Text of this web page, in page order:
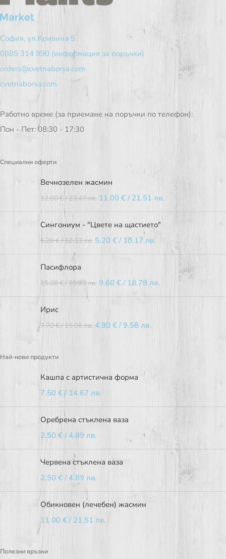
София, ул.Кривина 5
0885 314 990 (информация за поръчки)
orders@cvetnaborsa.com
cvetnaborsa.com
Работно време (за приемане на поръчки по телефон):
Пон - Пет: 08:30 - 17:30
Специални оферти
Вечнозелен жасмин
12.00€/ 23.47 лв. 11.00 € / 21.51 лв.
Сингониум - "Цвете на щастието"
6.20€/ 12.13 лв. 5.20 € / 10.17 лв.
Пасифлора
15.08€/ 29.49 лв. 9.60 € / 18.78 лв.
Ирис
7.70€/ 15.06 лв. 4.90 € / 9.58 лв.
Най-нови продукти
Кашпа с артистична форма
7.50 € / 14.67 лв.
Оребрена стъклена ваза
2.50 € / 4.89 лв.
Червена стъклена ваза
2.50 € / 4.89 лв.
Обикновен (лечебен) жасмин
11.00 € / 21.51 лв.
Полезни връзки